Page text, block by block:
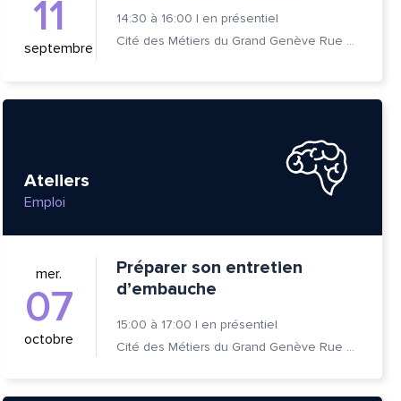
11
septembre
14:30 à 16:00 | en présentiel
Cité des Métiers du Grand Genève Rue Prévost-Martin 6 1205 Genève
Ateliers
Emploi
mer.
07
octobre
Préparer son entretien
d’embauche
15:00 à 17:00 | en présentiel
Cité des Métiers du Grand Genève Rue Prévost-Martin 6 1205 Genève